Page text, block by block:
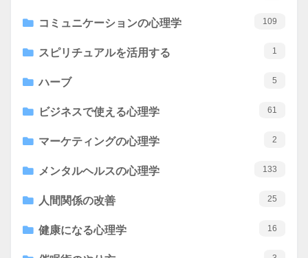
コミュニケーションの心理学 109
スピリチュアルを活用する 1
ハーブ 5
ビジネスで使える心理学 61
マーケティングの心理学 2
メンタルヘルスの心理学 133
人間関係の改善 25
健康になる心理学 16